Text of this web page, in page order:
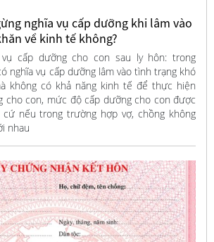
nghĩa vụ cấp dưỡng khi lâm vào
về kinh tế không?
vụ cấp dưỡng cho con sau ly hôn: trong
nghĩa vụ cấp dưỡng lâm vào tình trạng khó
không có khả năng kinh tế để thực hiện
cho con, mức độ cấp dưỡng cho con được
nếu trong trường hợp vợ, chồng không
nhau